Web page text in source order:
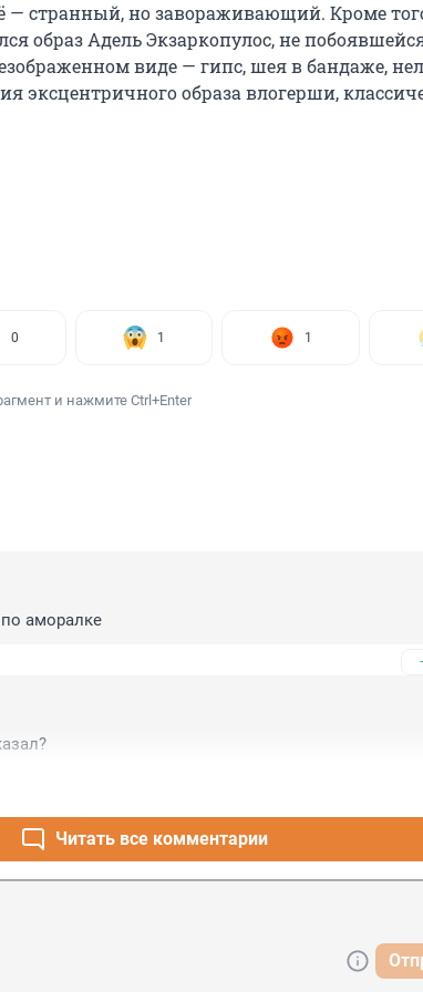
— странный, но завораживающий. Кроме
образ Адель Экзаркопулос, не
виде — гипс, шея в бандаже,
эксцентричного образа влогерши,
0 1 1
и нажмите Ctrl+Enter
аморалке
Читать все комментарии